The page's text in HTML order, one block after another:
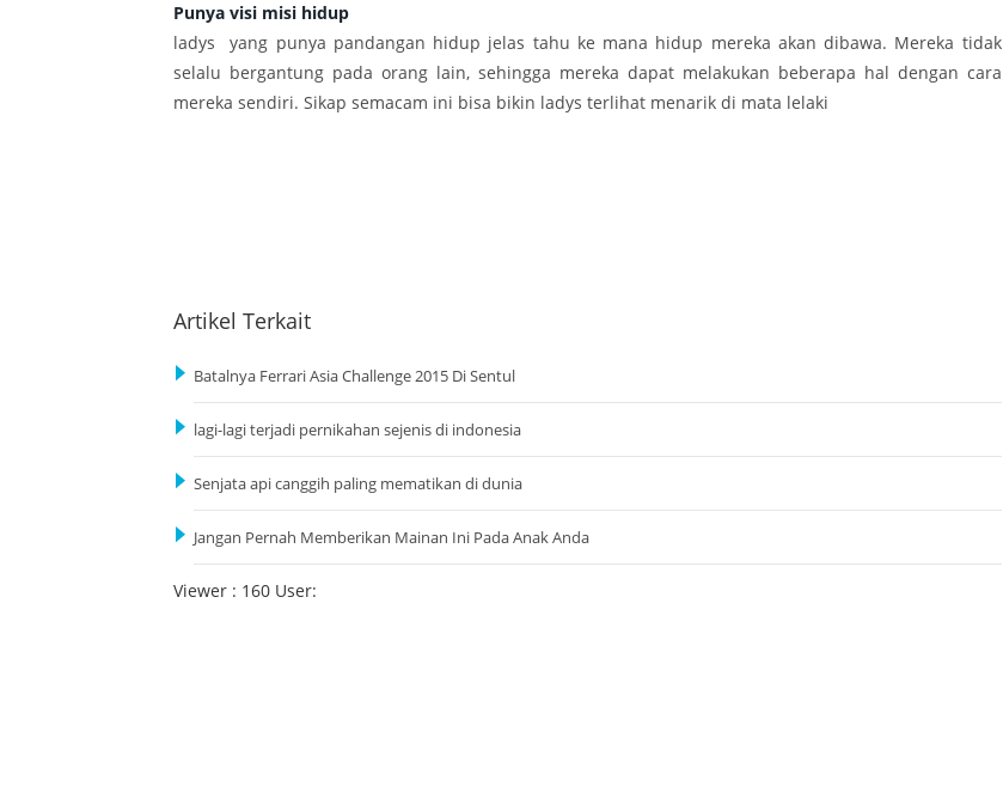
Punya visi misi hidup
ladys yang punya pandangan hidup jelas tahu ke mana hidup mereka akan dibawa. Mereka tidak
selalu bergantung pada orang lain, sehingga mereka dapat melakukan beberapa hal dengan cara
mereka sendiri. Sikap semacam ini bisa bikin ladys terlihat menarik di mata lelaki
Artikel Terkait
Batalnya Ferrari Asia Challenge 2015 Di Sentul
lagi-lagi terjadi pernikahan sejenis di indonesia
Senjata api canggih paling mematikan di dunia
Jangan Pernah Memberikan Mainan Ini Pada Anak Anda
Viewer : 160 User: